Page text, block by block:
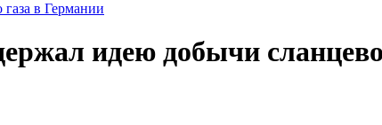
в Германии
идею добычи